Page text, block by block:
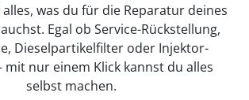
was du für die Reparatur deines
Egal ob Service-Rückstellung,
Dieselpartikelfilter oder Injektor-
mit nur einem Klick kannst du alles
selbst machen.